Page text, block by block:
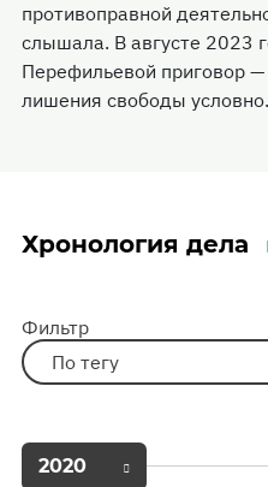
противоправной
слышала. В августе 2023
Перефильевой приговор
лишения свободы условно.
Хронология дела
Фильтр
По тегу
2020